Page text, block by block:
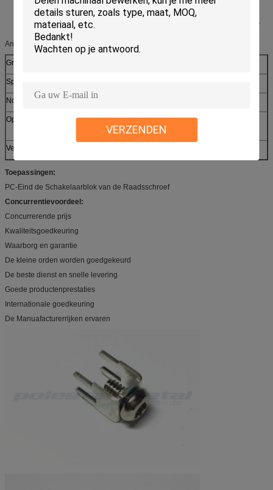
VERZENDEN
Dit gemakkelijk-aan-onderstel, multifunctionele schroeftype terminals zijn
een praktisch, goedkoop alternatief aan PC-schroeftype randschakelaars,
barrièreblokken, eindraad en eindstroken.
Andere Douanedienst:
Grondstof
Specificaties
Norm ISO, DIN, ANSI, JIS, Niet genormaliseerde BS,
Oppervlakte
Gegalvaniseerd (Divers van kleur), dacromet, zwart
gemaakt, het phosphating
Verpakking
Toepassingen:
PC-Eind de Schakelaarblok van de Raadsschroef
Concurrentievoordeel:
Concurrerende prijs
Kwaliteitsgoedkeuring
Waarborg en garantie
De kleine orden worden goedgekeurd
De beste dienst en snelle levering
Goede productenprestaties
Internationale goedkeuring
De Manuafacturerrijken ervaren